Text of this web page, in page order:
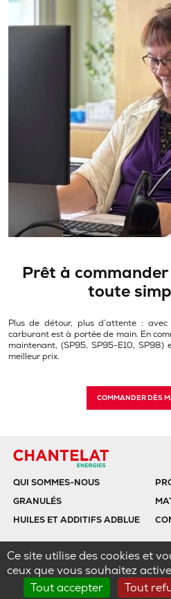
Prêt à commander
toute
Plus de détour, plus d’attente :
carburant est à portée de main. En
maintenant, (SP95, SP95-E10,
meilleur prix.
COMMANDER DÈS
QUI SOMMES-NOUS
GRANULÉS
HUILES ET ADDITIFS ADBLUE
Mentions
légales
CGU
Politique de
données
Ce site utilise des cookies et
ceux que vous souhaitez
Tout accepter
Tout